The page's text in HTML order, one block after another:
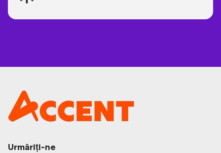
Urmăriți-ne